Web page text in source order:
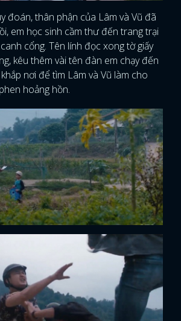
đoán, thân phận của Lâm và Vũ đã
em học sinh cầm thư đến trang trại
cổng. Tên lính đọc xong tờ giấy
kêu thêm vài tên đàn em chạy đến
nơi để tìm Lâm và Vũ làm cho
hoảng hồn.